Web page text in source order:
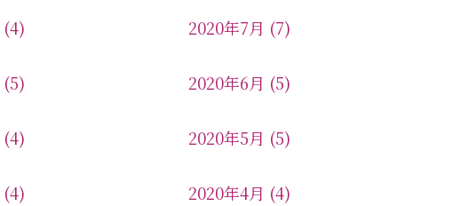
(4)
(5)
(4)
(4)
2020年7月 (7)
2020年6月 (5)
2020年5月 (5)
2020年4月 (4)